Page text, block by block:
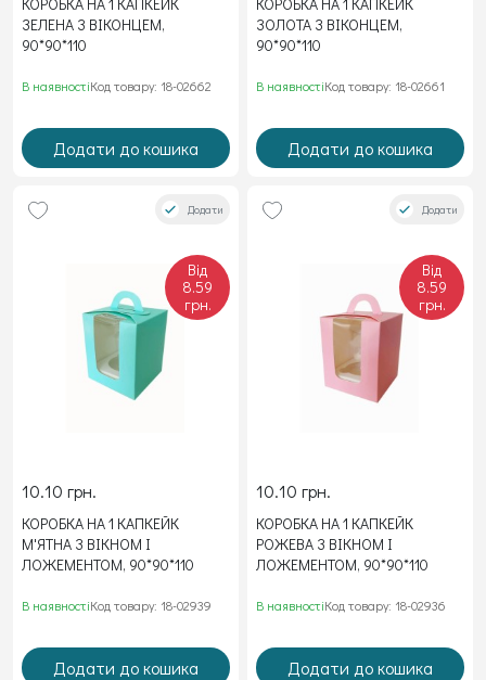
ЗЕЛЕНА З ВІКОНЦЕМ,
90*90*110
В наявностіКод товару: 18-02662
Додати до кошика
ЗОЛОТА З ВІКОНЦЕМ,
90*90*110
В наявностіКод товару: 18-02661
Додати до кошика
Додати
Від
8.59
грн.
10.10 грн.
КОРОБКА НА 1 КАПКЕЙК
М'ЯТНА З ВІКНОМ І
ЛОЖЕМЕНТОМ, 90*90*110
В наявностіКод товару: 18-02939
Додати до кошика
Додати
Від
8.59
грн.
10.10 грн.
КОРОБКА НА 1 КАПКЕЙК
РОЖЕВА З ВІКНОМ І
ЛОЖЕМЕНТОМ, 90*90*110
В наявностіКод товару: 18-02936
Додати до кошика